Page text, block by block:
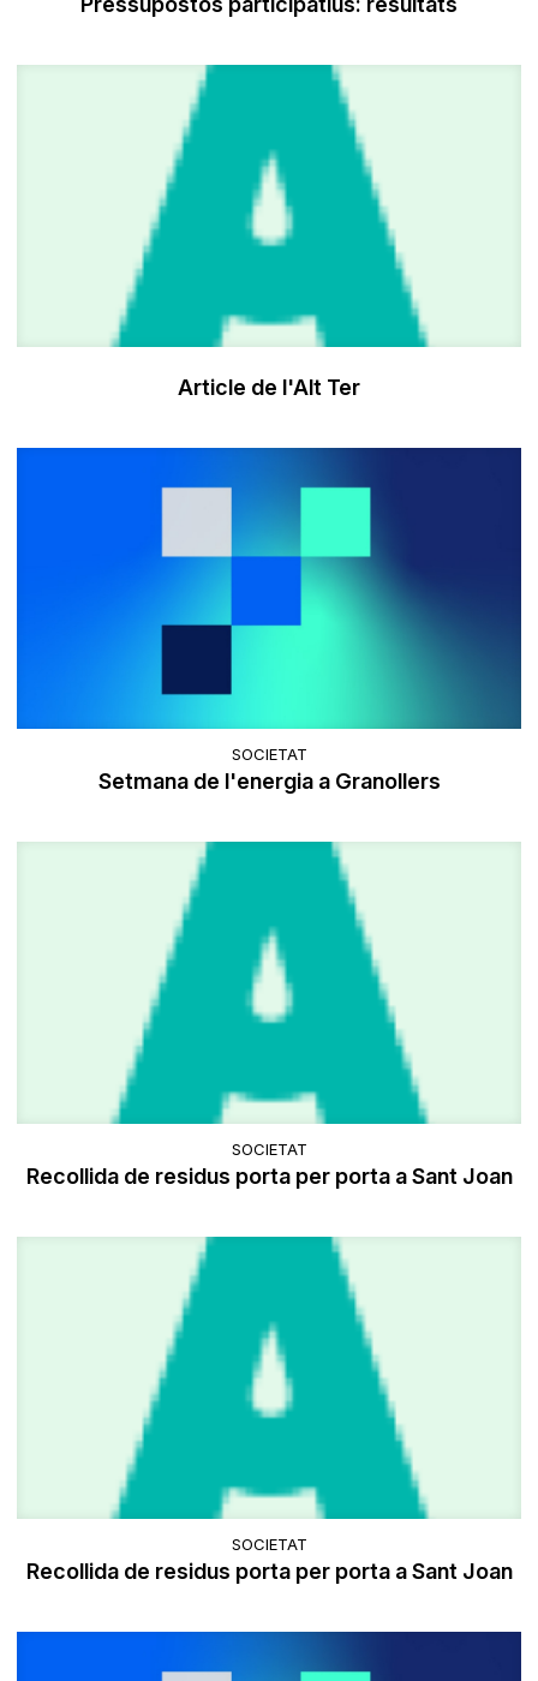
Article de l'Alt Ter
SOCIETAT
Setmana de l'energia a Granollers
SOCIETAT
Recollida de residus porta per porta a Sant Joan
SOCIETAT
Recollida de residus porta per porta a Sant Joan